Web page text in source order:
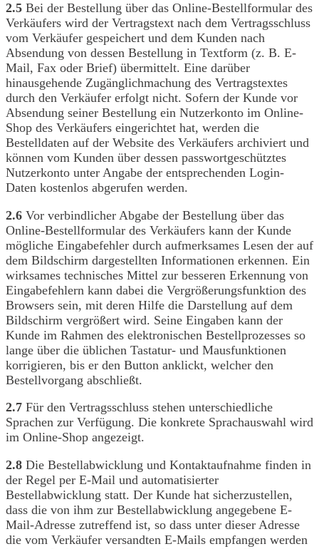
2.5 Bei der Bestellung über das Online-Bestellformular des
Verkäufers wird der Vertragstext nach dem Vertragsschluss
vom Verkäufer gespeichert und dem Kunden nach
Absendung von dessen Bestellung in Textform (z. B. E-
Mail, Fax oder Brief) übermittelt. Eine darüber
hinausgehende Zugänglichmachung des Vertragstextes
durch den Verkäufer erfolgt nicht. Sofern der Kunde vor
Absendung seiner Bestellung ein Nutzerkonto im Online-
Shop des Verkäufers eingerichtet hat, werden die
Bestelldaten auf der Website des Verkäufers archiviert und
können vom Kunden über dessen passwortgeschütztes
Nutzerkonto unter Angabe der entsprechenden Login-
Daten kostenlos abgerufen werden.
2.6 Vor verbindlicher Abgabe der Bestellung über das
Online-Bestellformular des Verkäufers kann der Kunde
mögliche Eingabefehler durch aufmerksames Lesen der auf
dem Bildschirm dargestellten Informationen erkennen. Ein
wirksames technisches Mittel zur besseren Erkennung von
Eingabefehlern kann dabei die Vergrößerungsfunktion des
Browsers sein, mit deren Hilfe die Darstellung auf dem
Bildschirm vergrößert wird. Seine Eingaben kann der
Kunde im Rahmen des elektronischen Bestellprozesses so
lange über die üblichen Tastatur- und Mausfunktionen
korrigieren, bis er den Button anklickt, welcher den
Bestellvorgang abschließt.
2.7 Für den Vertragsschluss stehen unterschiedliche
Sprachen zur Verfügung. Die konkrete Sprachauswahl wird
im Online-Shop angezeigt.
2.8 Die Bestellabwicklung und Kontaktaufnahme finden in
der Regel per E-Mail und automatisierter
Bestellabwicklung statt. Der Kunde hat sicherzustellen,
dass die von ihm zur Bestellabwicklung angegebene E-
Mail-Adresse zutreffend ist, so dass unter dieser Adresse
die vom Verkäufer versandten E-Mails empfangen werden